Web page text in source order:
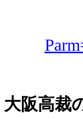
大阪高裁